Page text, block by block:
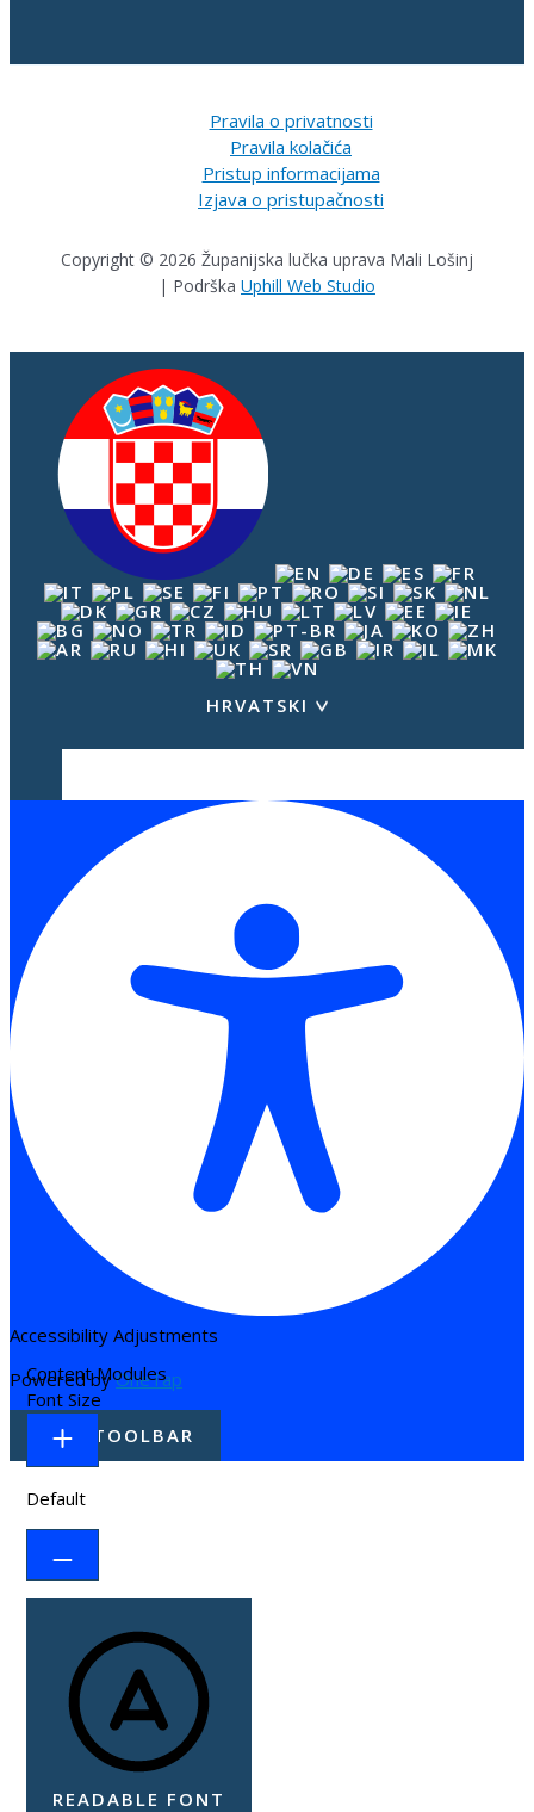
Pravila o privatnosti
Pravila kolačića
Pristup informacijama
Izjava o pristupačnosti
Copyright © 2026 Županijska lučka uprava Mali Lošinj
| Podrška Uphill Web Studio
HRVATSKI
Accessibility Adjustments
Powered byOneTap
HIDE TOOLBAR
Content Modules
Font Size
Default
READABLE FONT